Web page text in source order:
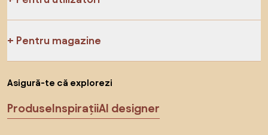
Pentru magazine
Asigură-te că explorezi
ProduseInspirațiiAI designer